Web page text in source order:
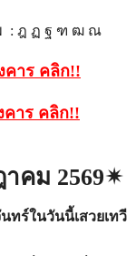
: ฎ ฏ ฐ ฑ ฒ ณ
คาร คลิก!!
คาร คลิก!!
คม 2569✴︎
ทร์ในวันนี้เสวยเทวี